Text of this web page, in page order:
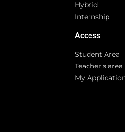
Hybrid
Internship
Access
Student Area
Teacher's area
My